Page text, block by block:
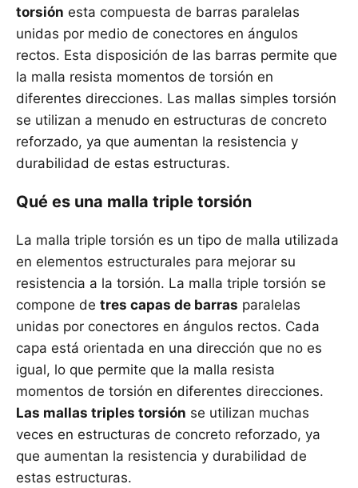
torsión esta compuesta de barras paralelas
unidas por medio de conectores en ángulos
rectos. Esta disposición de las barras permite que
la malla resista momentos de torsión en
diferentes direcciones. Las mallas simples torsión
se utilizan a menudo en estructuras de concreto
reforzado, ya que aumentan la resistencia y
durabilidad de estas estructuras.
Qué es una malla triple torsión
La malla triple torsión es un tipo de malla utilizada
en elementos estructurales para mejorar su
resistencia a la torsión. La malla triple torsión se
compone de tres capas de barras paralelas
unidas por conectores en ángulos rectos. Cada
capa está orientada en una dirección que no es
igual, lo que permite que la malla resista
momentos de torsión en diferentes direcciones.
Las mallas triples torsión se utilizan muchas
veces en estructuras de concreto reforzado, ya
que aumentan la resistencia y durabilidad de
estas estructuras.